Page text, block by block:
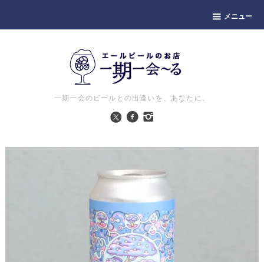
メニュー
一期一会のビールとの出逢いを、あなたに。